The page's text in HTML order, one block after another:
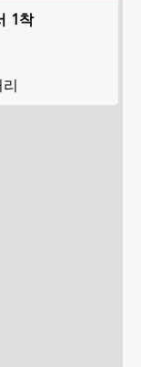
1착